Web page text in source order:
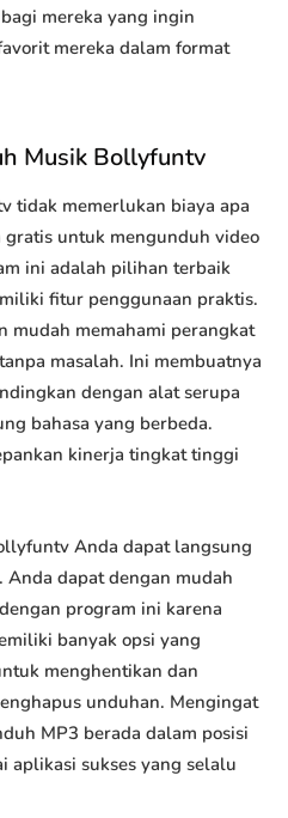
mereka yang ingin
mereka dalam format
Musik Bollyfuntv
tidak memerlukan biaya apa
gratis untuk mengunduh video
ini adalah pilihan terbaik
fitur penggunaan praktis.
mudah memahami perangkat
masalah. Ini membuatnya
dengan alat serupa
bahasa yang berbeda.
kinerja tingkat tinggi
Anda dapat langsung
dapat dengan mudah
program ini karena
banyak opsi yang
menghentikan dan
unduhan. Mengingat
MP3 berada dalam posisi
aplikasi sukses yang selalu